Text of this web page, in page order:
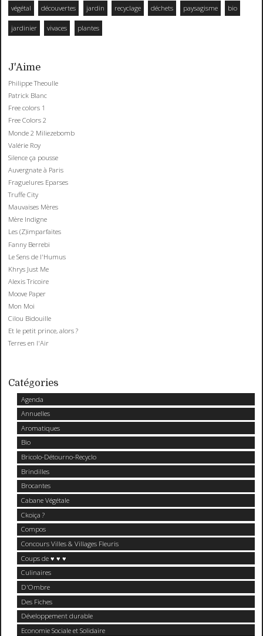
végétal découvertes jardin recyclage déchets paysagisme bio
jardinier vivaces plantes
J'Aime
Philippe Theoulle
Patrick Blanc
Free colors 1
Free Colors 2
Monde 2 Miliezebomb
Valérie Roy
Silence ça pousse
Auvergnate à Paris
Fraguelures Eparses
Truffe City
Mauvaises Mères
Mère Indigne
Les (Z)imparfaites
Fanny Berrebi
Le Sens de l'Humus
Khrys Just Me
Alexis Tricoire
Moove Paper
Mon Moi
Cilou Bidouille
Et le petit prince, alors ?
Terres en l'Air
Catégories
Agenda
Annuelles
Aromatiques
Bio
Bricolo-Détourno-Recyclo
Brindilles
Brocantes
Cabane Végétale
Ckoiça ?
Compos
Concours Villes & Villages Fleuris
Coups de ♥ ♥ ♥
Culinaires
D'Ombre
Des Fiches
Développement durable
Economie Sociale et Solidaire